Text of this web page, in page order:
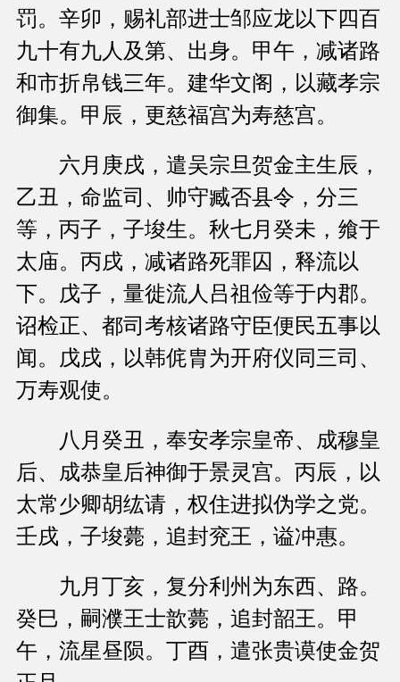
罚。辛卯，赐礼部进士邹应龙以下四百
九十有九人及第、出身。甲午，减诸路
和市折帛钱三年。建华文阁，以藏孝宗
御集。甲辰，更慈福宫为寿慈宫。
六月庚戌，遣吴宗旦贺金主生辰，
乙丑，命监司、帅守臧否县令，分三
等，丙子，子埈生。秋七月癸未，飨于
太庙。丙戌，减诸路死罪囚，释流以
下。戊子，量徙流人吕祖俭等于内郡。
诏检正、都司考核诸路守臣便民五事以
闻。戊戌，以韩侂胄为开府仪同三司、
万寿观使。
八月癸丑，奉安孝宗皇帝、成穆皇
后、成恭皇后神御于景灵宫。丙辰，以
太常少卿胡纮请，权住进拟伪学之党。
壬戌，子埈薨，追封兖王，谥冲惠。
九月丁亥，复分利州为东西、路。
癸巳，嗣濮王士歆薨，追封韶王。甲
午，流星昼陨。丁酉，遣张贵谟使金贺